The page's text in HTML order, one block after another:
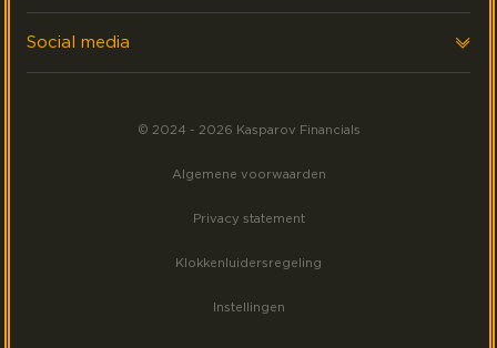
Werving & Selectie
Laatste nieuws
Meest gezocht
Social media
© 2024 - 2026 Kasparov Financials
Algemene voorwaarden
Privacy statement
Klokkenluidersregeling
Instellingen